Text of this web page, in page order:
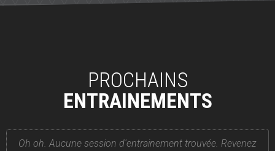
PROCHAINS
ENTRAINEMENTS
Oh oh. Aucune session d'entrainement trouvée. Revenez